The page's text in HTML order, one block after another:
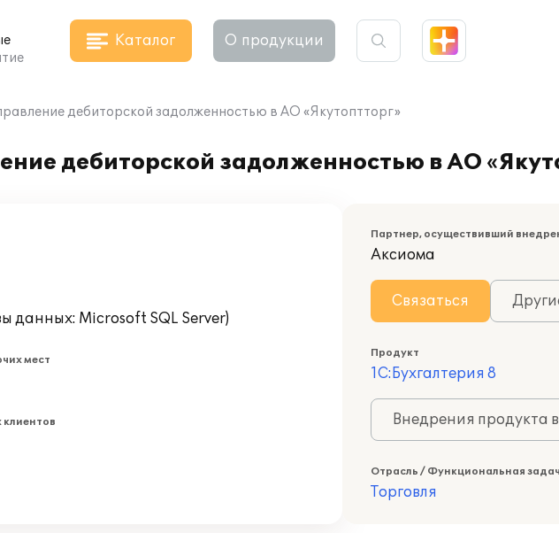
Каталог О продукции
дебиторской задолженностью в АО «Якутоптторг»
дебиторской задолженностью в АО
данных: Microsoft SQL Server)
мест
Партнер, осуществивший
Аксиома
Связаться
Продукт
1С:Бухгалтерия 8
Внедрения продукта
Отрасль / Функциональная
Торговля